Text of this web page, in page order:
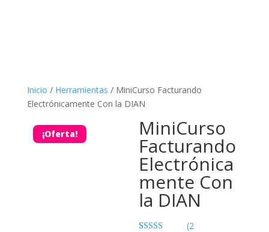
Inicio / Herramientas / MiniCurso Facturando
Electrónicamente Con la DIAN
¡Oferta! MiniCurso
Facturando
Electrónica
mente Con
la DIAN
(2